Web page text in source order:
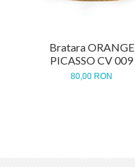
Bratara ORANGE
PICASSO CV 009
80,00 RON